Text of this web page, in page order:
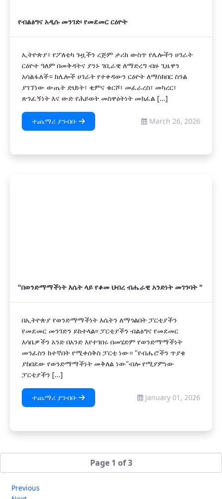
የብልፅግና አዲሱ መንገድ፡ የመደመር ርዕዮት
ኢትዮጵያ፥ የፖለቲካ ጉዟችን ረጅም ታሪክ ውስጥ የሌሎችን ሀገራት
ርዕዮተ ዓለም በመቅዳትና ያንኑ ገቢራዊ ለማድረግ ብዙ ጊዜዋን
አሳልፋለች። ከሌሎች ሀገራት የተቀዳውን ርዕዮት ለማስከበር ስንል
ያገኘነው ውጤት ድህነት፣ ቂምና ቁርሾ፣ መፈራረስ፣ መካረር፣
ጽንፈኝነት እና ውድ የሕይወት መስዋዕትነት መክፈል [...]
ተጨማሪ ያንብቡ March 26, 2026
"በወንድማማችነት እሴት ላይ የቆመ ህብረ ብሔራዊ አንድነት መገንባት "
በኢትዮጵያ የወንድማማችነት እሴትን ለማጎልበት ፓርቲያችን
የመደመር መንገድን ይከተላል፡፡ ፓርቲያችን ብልፅግና የመደመር
እሳቤዎችን አንድ በአንድ እየተገበሩ በመሄድም የወንድማማችነት
መንፈስን ከተኛበት የሚቀሰቅስ ፓርቲ ነው። "የብሔሮችን ጥያቄ
ያከበደው የወንድማማችነት መቅለል ነው"ብሎ የሚያምነው
ፓርቲያችን [...]
ተጨማሪ ያንብቡ January 01, 2026
Page 1 of 3
Previous